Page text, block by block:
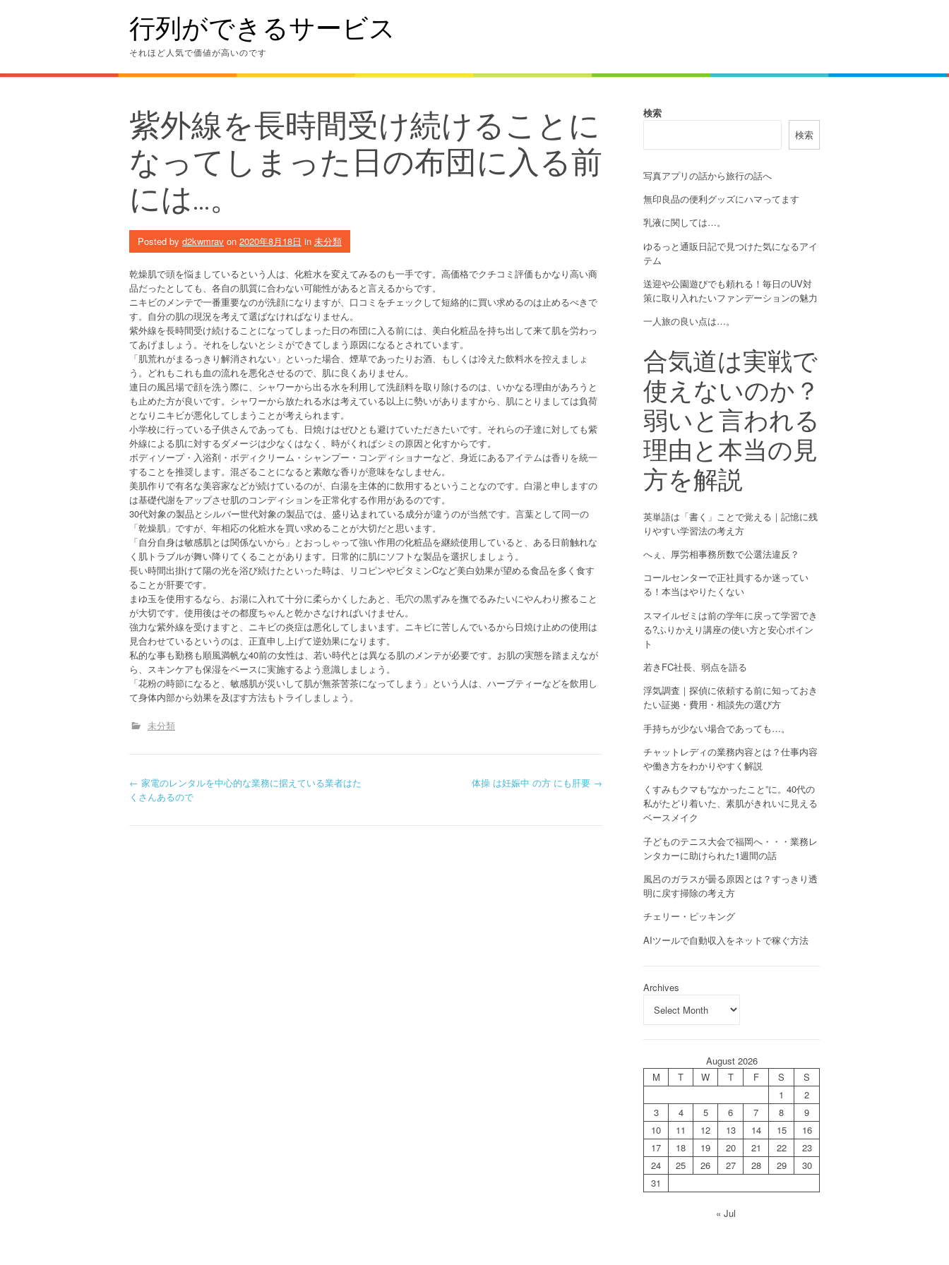
行列ができるサービス
それほど人気で価値が高いのです
紫外線を長時間受け続けることに
なってしまった日の布団に入る前
には…。
Posted by d2kwmrav on 2020年8月18日 in 未分類
乾燥肌で頭を悩ましているという人は、化粧水を変えてみるのも一手です。高価格でクチコミ評価もかなり高い商
品だったとしても、各自の肌質に合わない可能性があると言えるからです。
ニキビのメンテで一番重要なのが洗顔になりますが、口コミをチェックして短絡的に買い求めるのは止めるべきで
す。自分の肌の現況を考えて選ばなければなりません。
紫外線を長時間受け続けることになってしまった日の布団に入る前には、美白化粧品を持ち出して来て肌を労わっ
てあげましょう。それをしないとシミができてしまう原因になるとされています。
「肌荒れがまるっきり解消されない」といった場合、煙草であったりお酒、もしくは冷えた飲料水を控えましょ
う。どれもこれも血の流れを悪化させるので、肌に良くありません。
連日の風呂場で顔を洗う際に、シャワーから出る水を利用して洗顔料を取り除けるのは、いかなる理由があろうと
も止めた方が良いです。シャワーから放たれる水は考えている以上に勢いがありますから、肌にとりましては負荷
となりニキビが悪化してしまうことが考えられます。
小学校に行っている子供さんであっても、日焼けはぜひとも避けていただきたいです。それらの子達に対しても紫
外線による肌に対するダメージは少なくはなく、時がくればシミの原因と化すからです。
ボディソープ・入浴剤・ボディクリーム・シャンプー・コンディショナーなど、身近にあるアイテムは香りを統一
することを推奨します。混ざることになると素敵な香りが意味をなしません。
美肌作りで有名な美容家などが続けているのが、白湯を主体的に飲用するということなのです。白湯と申しますの
は基礎代謝をアップさせ肌のコンディションを正常化する作用があるのです。
30代対象の製品とシルバー世代対象の製品では、盛り込まれている成分が違うのが当然です。言葉として同一の
「乾燥肌」ですが、年相応の化粧水を買い求めることが大切だと思います。
「自分自身は敏感肌とは関係ないから」とおっしゃって強い作用の化粧品を継続使用していると、ある日前触れな
く肌トラブルが舞い降りてくることがあります。日常的に肌にソフトな製品を選択しましょう。
長い時間出掛けて陽の光を浴び続けたといった時は、リコピンやビタミンCなど美白効果が望める食品を多く食す
ることが肝要です。
まゆ玉を使用するなら、お湯に入れて十分に柔らかくしたあと、毛穴の黒ずみを撫でるみたいにやんわり擦ること
が大切です。使用後はその都度ちゃんと乾かさなければいけません。
強力な紫外線を受けますと、ニキビの炎症は悪化してしまいます。ニキビに苦しんでいるから日焼け止めの使用は
見合わせているというのは、正直申し上げて逆効果になります。
私的な事も勤務も順風満帆な40前の女性は、若い時代とは異なる肌のメンテが必要です。お肌の実態を踏まえなが
ら、スキンケアも保湿をベースに実施するよう意識しましょう。
「花粉の時節になると、敏感肌が災いして肌が無茶苦茶になってしまう」という人は、ハーブティーなどを飲用し
て身体内部から効果を及ぼす方法もトライしましょう。
未分類
P
← 家電のレンタルを中心的な業務に据えている業者はた
くさんあるので
体操 は妊娠中 の方 にも肝要 →
検索
検索
写真アプリの話から旅行の話へ
無印良品の便利グッズにハマってます
乳液に関しては…。
ゆるっと通販日記で見つけた気になるアイ
テム
送迎や公園遊びでも頼れる！毎日のUV対
策に取り入れたいファンデーションの魅力
一人旅の良い点は…。
合気道は実戦で
使えないのか？
弱いと言われる
理由と本当の見
方を解説
英単語は「書く」ことで覚える｜記憶に残
りやすい学習法の考え方
へぇ、厚労相事務所数で公選法違反？
コールセンターで正社員するか迷ってい
る！本当はやりたくない
スマイルゼミは前の学年に戻って学習でき
る?ふりかえり講座の使い方と安心ポイン
ト
若きFC社長、弱点を語る
浮気調査｜探偵に依頼する前に知っておき
たい証拠・費用・相談先の選び方
手持ちが少ない場合であっても…。
チャットレディの業務内容とは？仕事内容
や働き方をわかりやすく解説
くすみもクマも“なかったこと”に。40代の
私がたどり着いた、素肌がきれいに見える
ベースメイク
子どものテニス大会で福岡へ・・・業務レ
ンタカーに助けられた1週間の話
風呂のガラスが曇る原因とは？すっきり透
明に戻す掃除の考え方
チェリー・ピッキング
AIツールで自動収入をネットで稼ぐ方法
Archives
August 2026
M
T W T F S
S
1
2
3
4 5 6 7 8
9
10
11 12 13 14 15
16
17
18 19 20 21 22
23
24
25 26 27 28 29
30
31
« Jul